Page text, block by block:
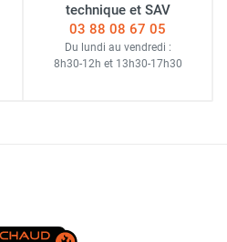
technique et SAV
03 88 08 67 05
Du lundi au vendredi :
8h30-12h et 13h30-17h30